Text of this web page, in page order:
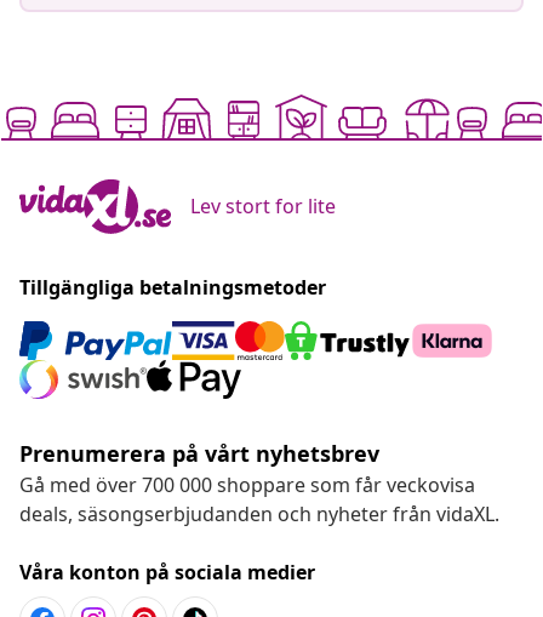
Lev stort for lite
Tillgängliga betalningsmetoder
Prenumerera på vårt nyhetsbrev
Gå med över 700 000 shoppare som får veckovisa
deals, säsongserbjudanden och nyheter från vidaXL.
Våra konton på sociala medier